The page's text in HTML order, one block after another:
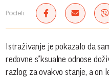
Podeli:
Istraživanje je pokazalo da
redovne s*ksualne odnose
razlog za ovakvo stanje, a on